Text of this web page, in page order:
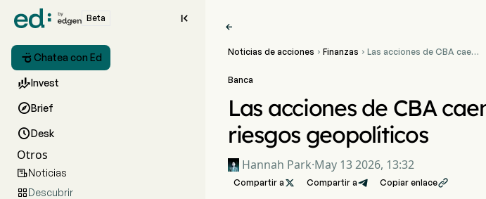
Beta 
 Chatea con Ed
Invest
Brief
Desk
Otros
Noticias
Descubrir

Noticias de acciones  Finanzas  Las acciones de CBA caen
Banca
Las acciones de CBA
riesgos geopolíticos
Hannah Park·May 13 2026, 13:32
Compartir a  Compartir a Copiar enlace